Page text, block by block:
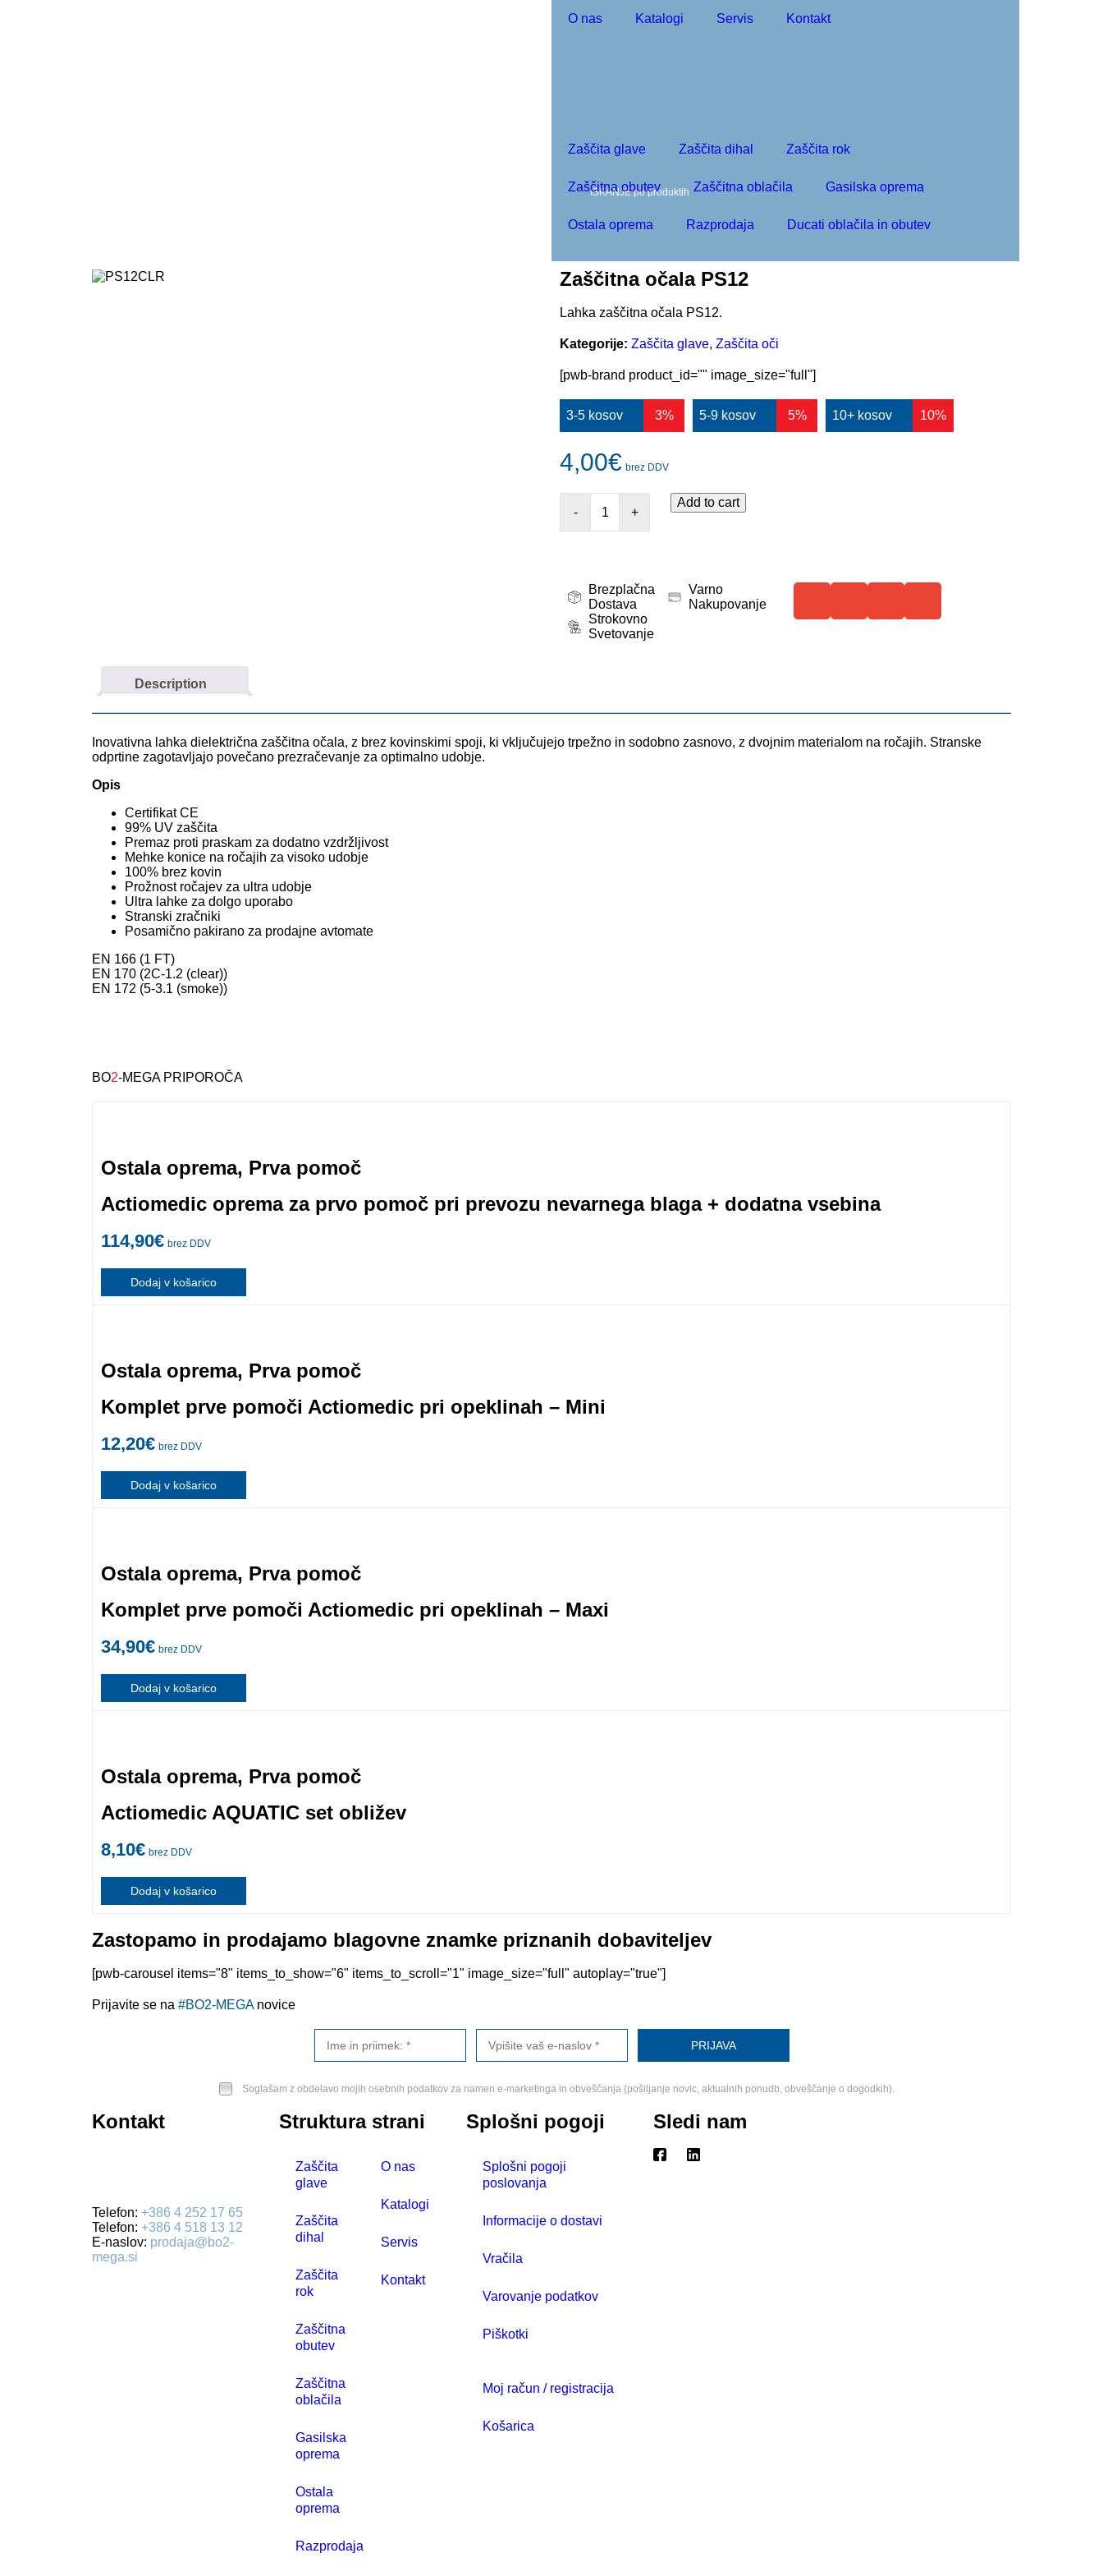
O nas Katalogi Servis Kontakt
Zaščita glave Zaščita dihal Zaščita rok
Zaščitna obutev Zaščitna oblačila Gasilska oprema
Ostala oprema Razprodaja Ducati oblačila in obutev
Zaščitna očala PS12
Lahka zaščitna očala PS12.
Kategorije: Zaščita glave, Zaščita oči
[pwb-brand product_id="" image_size="full"]
3-5 kosov 3% 5-9 kosov 5% 10+ kosov 10%
4,00€ brez DDV
- +
Add to cart
Brezplačna
Dostava
Varno
Nakupovanje
Strokovno
Svetovanje
Description
Inovativna lahka dielektrična zaščitna očala, z brez kovinskimi spoji, ki vključujejo trpežno in sodobno zasnovo, z dvojnim materialom na ročajih. Stranske
odprtine zagotavljajo povečano prezračevanje za optimalno udobje.
Opis
Certifikat CE
99% UV zaščita
Premaz proti praskam za dodatno vzdržljivost
Mehke konice na ročajih za visoko udobje
100% brez kovin
Prožnost ročajev za ultra udobje
Ultra lahke za dolgo uporabo
Stranski zračniki
Posamično pakirano za prodajne avtomate
EN 166 (1 FT)
EN 170 (2C-1.2 (clear))
EN 172 (5-3.1 (smoke))
BO2-MEGA PRIPOROČA
Ostala oprema, Prva pomoč
Actiomedic oprema za prvo pomoč pri prevozu nevarnega blaga + dodatna vsebina
114,90€ brez DDV
Dodaj v košarico
Ostala oprema, Prva pomoč
Komplet prve pomoči Actiomedic pri opeklinah – Mini
12,20€ brez DDV
Dodaj v košarico
Ostala oprema, Prva pomoč
Komplet prve pomoči Actiomedic pri opeklinah – Maxi
34,90€ brez DDV
Dodaj v košarico
Ostala oprema, Prva pomoč
Actiomedic AQUATIC set obližev
8,10€ brez DDV
Dodaj v košarico
Zastopamo in prodajamo blagovne znamke priznanih dobaviteljev
[pwb-carousel items="8" items_to_show="6" items_to_scroll="1" image_size="full" autoplay="true"]
Prijavite se na #BO2-MEGAnovice
Soglašam z obdelavo mojih osebnih podatkov za namen e-marketinga in obveščanja (pošiljanje novic, aktualnih ponudb, obveščanje o dogodkih).
Kontakt
Telefon: +386 4 252 17 65
Telefon: +386 4 518 13 12
E-naslov: prodaja@bo2-
mega.si
Struktura strani
Zaščita
glave
Zaščita
dihal
Zaščita
rok
Zaščitna
obutev
Zaščitna
oblačila
Gasilska
oprema
Ostala
oprema
Razprodaja
O nas
Katalogi
Servis
Kontakt
Splošni pogoji
Splošni pogoji
poslovanja
Informacije o dostavi
Vračila
Varovanje podatkov
Piškotki
Moj račun / registracija
Košarica
Sledi nam